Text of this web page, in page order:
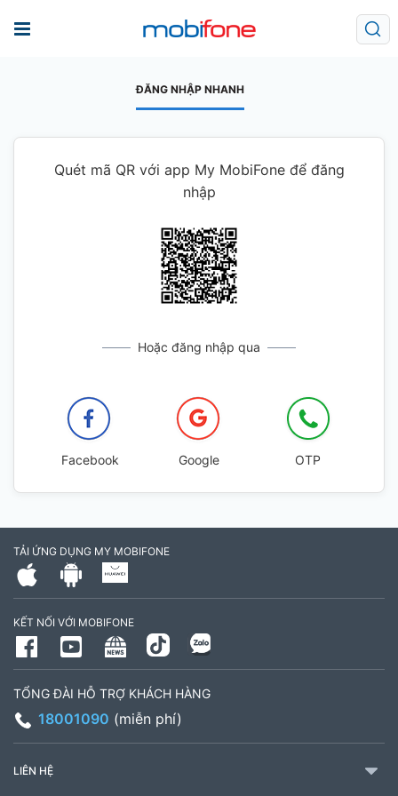
ĐĂNG NHẬP NHANH
Quét mã QR với app My MobiFone để đăng
nhập
Hoặc đăng nhập qua
Facebook Google OTP
TẢI ỨNG DỤNG MY MOBIFONE
KẾT NỐI VỚI MOBIFONE
TỔNG ĐÀI HỖ TRỢ KHÁCH HÀNG
18001090 (miễn phí)
LIÊN HỆ